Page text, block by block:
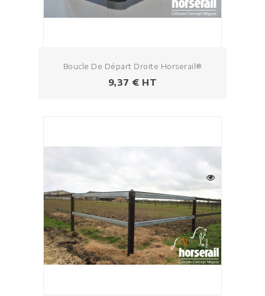
Boucle De Départ Droite Horserail®
Prix
9,37 € HT